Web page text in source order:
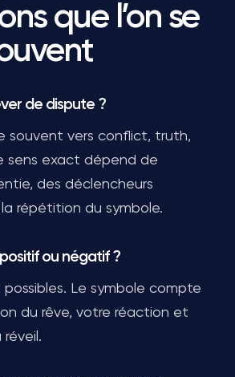
que l’on se
de dispute ?
souvent vers conflict, truth,
sens exact dépend de
des déclencheurs
répétition du symbole.
ou négatif ?
possibles. Le symbole compte
du rêve, votre réaction et